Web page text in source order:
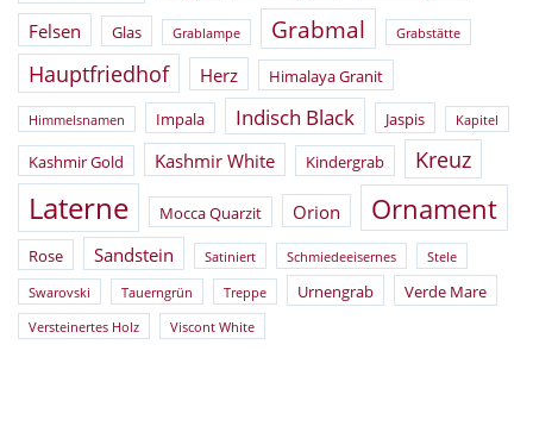
Felsen Glas Grablampe Grabmal Grabstätte
Hauptfriedhof Herz Himalaya Granit
Himmelsnamen Impala Indisch Black Jaspis Kapitel
Kashmir Gold Kashmir White Kindergrab Kreuz
Laterne Mocca Quarzit Orion Ornament
Rose Sandstein Satiniert Schmiedeeisernes Stele
Swarovski Tauerngrün Treppe Urnengrab Verde Mare
Versteinertes Holz Viscont White